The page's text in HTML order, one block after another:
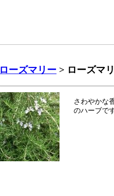
ローズマリー > ローズマ
さわやかな
のハーブで